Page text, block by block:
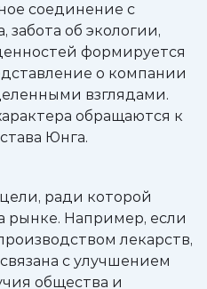
соединение с
забота об экологии,
формируется
о компании
взглядами.
обращаются к
Юнга.
ради которой
рынке. Например, если
лекарств,
с улучшением
общества и